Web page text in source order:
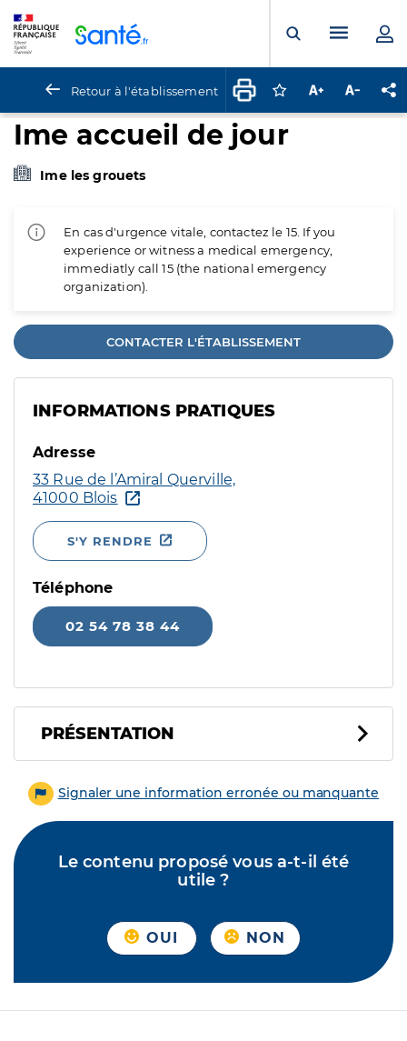
Ouvrir laMenu
Retour à l'établissement Connectez-vous
Augmenter la
Ime accueil de jour
Ime les grouets
En cas d'urgence vitale, contactez le 15. If you
experience or witness a medical emergency,
immediatly call 15 (the national emergency
organization).
CONTACTER L'ÉTABLISSEMENT
INFORMATIONS PRATIQUES
Adresse
33 Rue de l’Amiral Querville,
41000 Blois
S'Y RENDRE
Téléphone
02 54 78 38 44
PRÉSENTATION
Signaler une information erronée ou manquante
Le contenu proposé vous a-t-il été
utile ?
OUI NON